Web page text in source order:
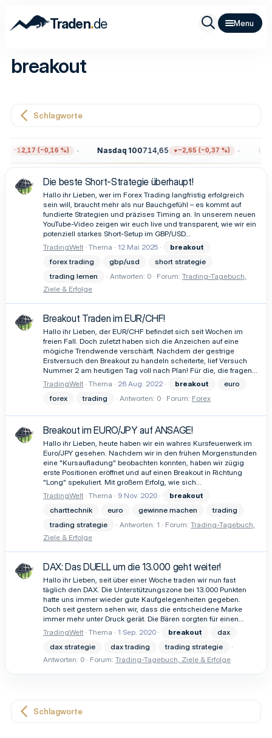
Traden.de
breakout
Schlagworte
−12,17 (−0,16 %) Nasdaq 100714,65 −2,65 (−0,37 %) Gold
Die beste Short-Strategie überhaupt!
Hallo ihr Lieben, wer im Forex Trading langfristig erfolgreich
sein will, braucht mehr als nur Bauchgefühl – es kommt auf
fundierte Strategien und präzises Timing an. In unserem neuen
YouTube-Video zeigen wir euch live und transparent, wie wir ein
potenziell starkes Short-Setup im GBP/USD...
TradingWelt Thema 12 Mai 2025
breakout
forex trading
gbp/usd
short strategie
trading lernen
Antworten: 0 Forum: Trading-Tagebuch,
Ziele & Erfolge
Breakout Traden im EUR/CHF!
Hallo ihr Lieben, der EUR/CHF befindet sich seit Wochen im
freien Fall. Doch zuletzt haben sich die Anzeichen auf eine
mögiche Trendwende verschärft. Nachdem der gestrige
Erstversuch den Breakout zu handeln scheiterte, lief Versuch
Nummer 2 am heutigen Tag voll nach Plan! Für die, die fragen...
TradingWelt Thema 26 Aug. 2022 breakout
euro
forex
trading Antworten: 0 Forum: Forex
Breakout im EURO/JPY auf ANSAGE!
Hallo ihr Lieben, heute haben wir ein wahres Kursfeuerwerk im
Euro/JPY gesehen. Nachdem wir in den frühen Morgenstunden
eine "Kursaufladung" beobachten konnten, haben wir zügig
erste Positionen eröffnet und auf einen Breakout in Richtung
"Long" spekuliert. Mit großem Erfolg, wie sich...
TradingWelt Thema 9 Nov. 2020
breakout
charttechnik
euro gewinne machen
trading
trading strategie
Antworten: 1 Forum: Trading-Tagebuch,
Ziele & Erfolge
DAX: Das DUELL um die 13.000 geht weiter!
Hallo ihr Lieben, seit über einer Woche traden wir nun fast
täglich den DAX. Die Unterstützungszone bei 13.000 Punkten
hatte uns immer wieder gute Kaufgelegenheiten gegeben.
Doch seit gestern sehen wir, dass die entscheidene Marke
immer mehr unter Druck gerät. Die Bären sorgten für einen...
TradingWelt Thema 1 Sep. 2020 breakout
dax
dax strategie
dax trading
trading strategie
Antworten: 0
Forum: Trading-Tagebuch, Ziele & Erfolge
Schlagworte